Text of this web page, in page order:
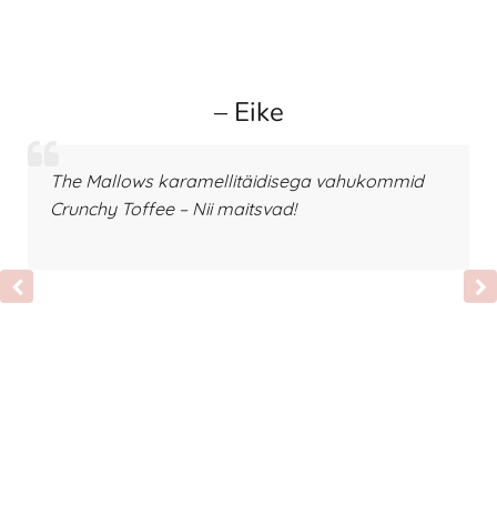
– Eike
The Mallows karamellitäidisega vahukommid
Crunchy Toffee – Nii maitsvad!